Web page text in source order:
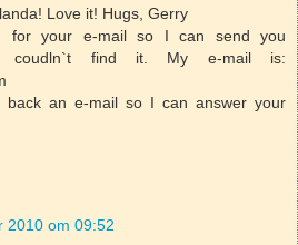
Love it! Hugs, Gerry
for your e-mail so I can send you
coudln`t find it. My e-mail is:
back an e-mail so I can answer your
2010 om 09:52